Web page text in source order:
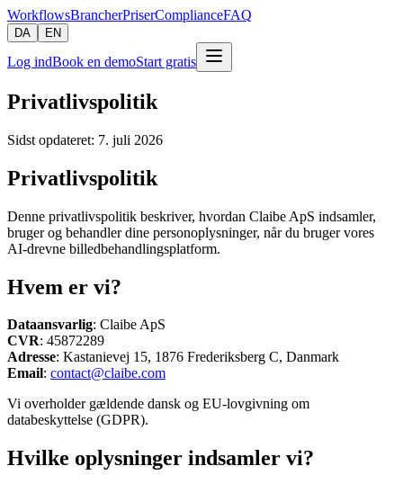
WorkflowsBrancherPriserComplianceFAQ
DA EN
Log indBook en demoStart gratis
Privatlivspolitik
Sidst opdateret: 7. juli 2026
Privatlivspolitik
Denne privatlivspolitik beskriver, hvordan Claibe ApS indsamler,
bruger og behandler dine personoplysninger, når du bruger vores
AI-drevne billedbehandlingsplatform.
Hvem er vi?
Dataansvarlig: Claibe ApS
CVR: 45872289
Adresse: Kastanievej 15, 1876 Frederiksberg C, Danmark
Email: contact@claibe.com
Vi overholder gældende dansk og EU-lovgivning om
databeskyttelse (GDPR).
Hvilke oplysninger indsamler vi?